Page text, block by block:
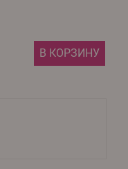
В КОРЗИНУ